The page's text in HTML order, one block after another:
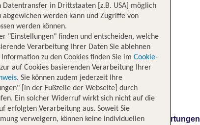
Nachhaltigkeit Lage Bewertungen
in Drittstaaten [z.B. USA] möglich
abgewichen werden kann und Zugriffe von
werden können.
"Einstellungen" finden und entscheiden, welche
Verarbeitung Ihrer Daten Sie ablehnen
zu den Cookies finden Sie im Cookie-
auf Cookies basierenden Verarbeitung Ihrer
. Sie können zudem jederzeit Ihre
[in der Fußzeile der Webseite] durch
Ein solcher Widerruf wirkt sich nicht auf die
erfolgten Verarbeitung aus. Soweit Sie
verweigern, können keine individuellen